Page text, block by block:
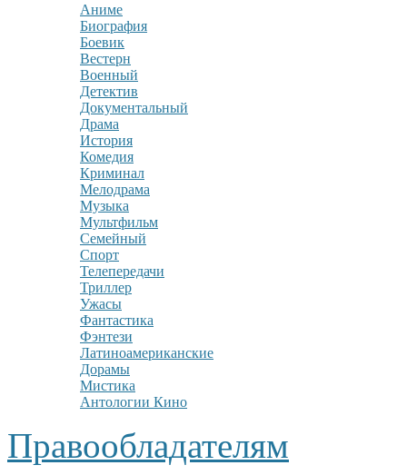
Аниме
Биография
Боевик
Вестерн
Военный
Детектив
Документальный
Драма
История
Комедия
Криминал
Мелодрама
Музыка
Мультфильм
Семейный
Спорт
Телепередачи
Триллер
Ужасы
Фантастика
Фэнтези
Латиноамериканские
Дорамы
Мистика
Антологии Кино
Правообладателям